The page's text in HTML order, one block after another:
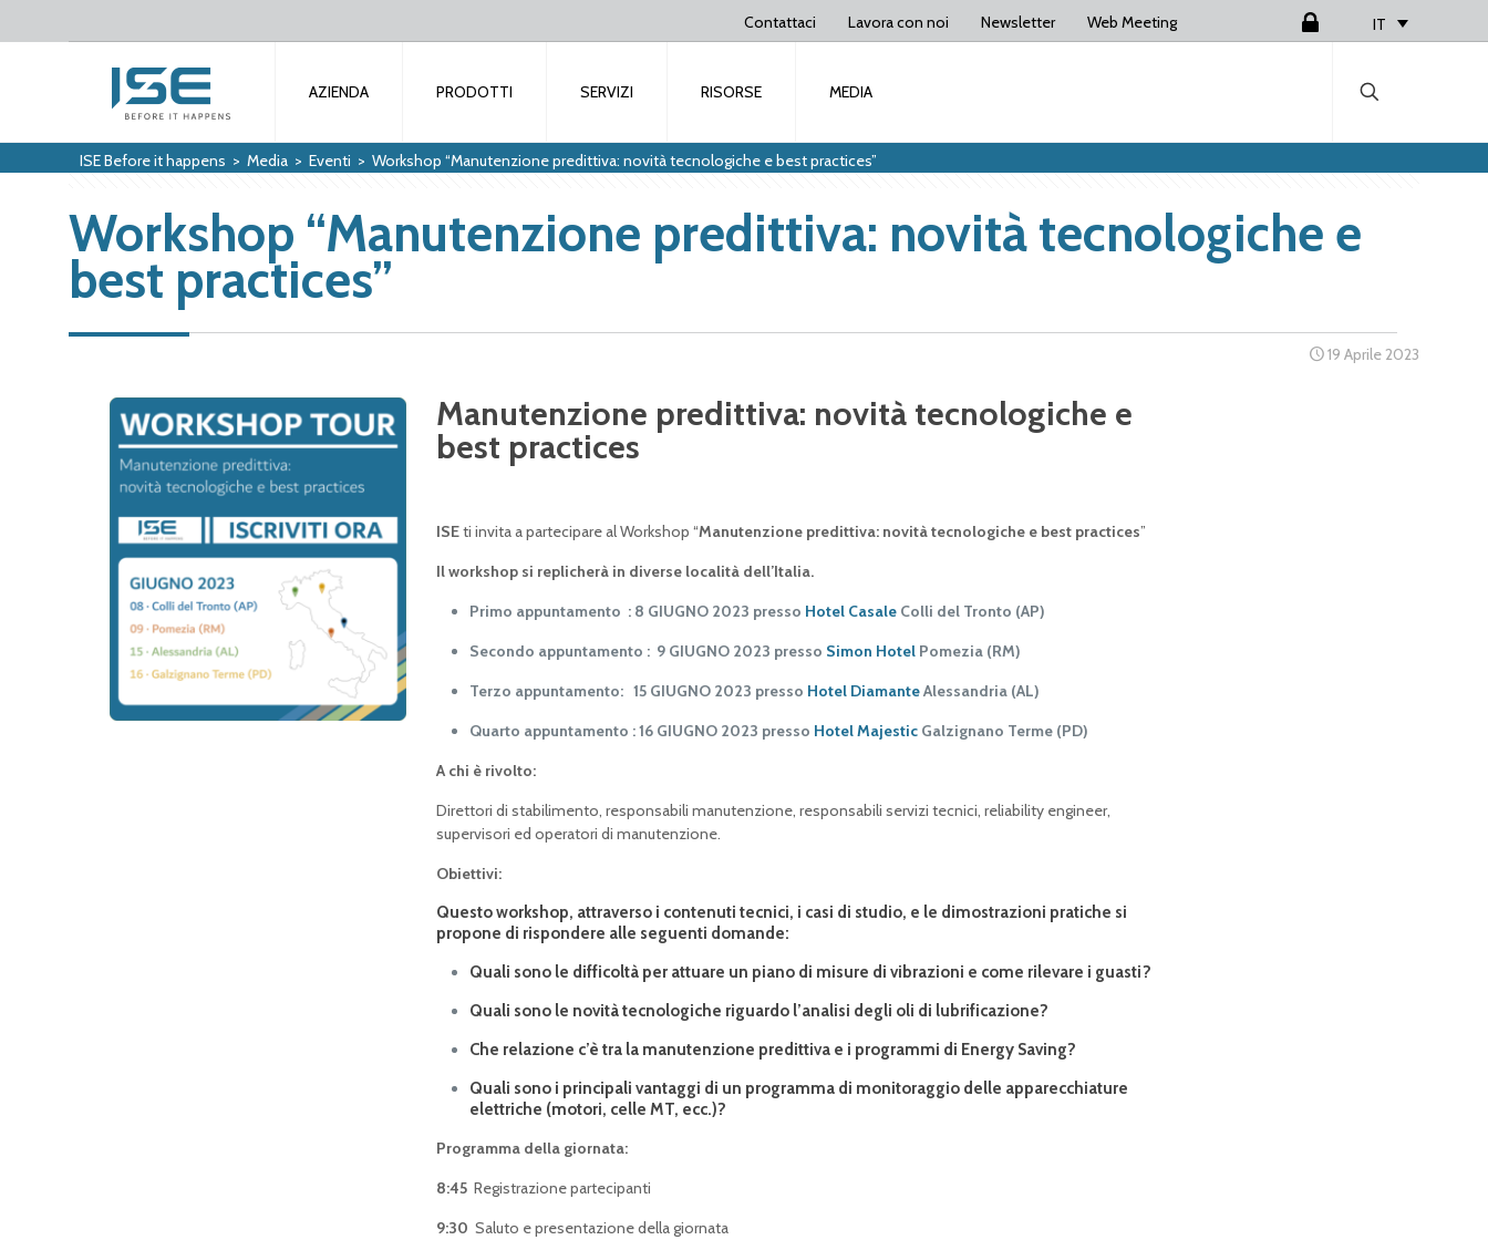
Contattaci Lavora con noi Newsletter Web Meeting IT
AZIENDA PRODOTTI SERVIZI RISORSE MEDIA
ISE Before it happens > Media > Eventi > Workshop “Manutenzione predittiva: novità tecnologiche e best practices”
Workshop “Manutenzione predittiva: novità tecnologiche e
best practices”
19 Aprile 2023
Manutenzione predittiva: novità tecnologiche e
best practices
ISEti invita a partecipare al Workshop “Manutenzione predittiva: novità tecnologiche e best practices”
Il workshop si replicherà in diverse località dell’Italia.
Primo appuntamento : 8 GIUGNO 2023 presso Hotel Casale Colli del Tronto (AP)
Secondo appuntamento : 9 GIUGNO 2023 presso Simon Hotel Pomezia (RM)
Terzo appuntamento: 15 GIUGNO 2023 presso Hotel DiamanteAlessandria (AL)
Quarto appuntamento : 16 GIUGNO 2023 presso Hotel MajesticGalzignano Terme (PD)
A chi è rivolto:
Direttori di stabilimento, responsabili manutenzione, responsabili servizi tecnici, reliability engineer,
supervisori ed operatori di manutenzione.
Obiettivi:
Questo workshop, attraverso i contenuti tecnici, i casi di studio, e le dimostrazioni pratiche si
propone di rispondere alle seguenti domande:
Quali sono le difficoltà per attuare un piano di misure di vibrazioni e come rilevare i guasti?
Quali sono le novità tecnologiche riguardo l’analisi degli oli di lubrificazione?
Che relazione c’è tra la manutenzione predittiva e i programmi di Energy Saving?
Quali sono i principali vantaggi di un programma di monitoraggio delle apparecchiature
elettriche (motori, celle MT, ecc.)?
Programma della giornata:
8:45Registrazione partecipanti
9:30 Saluto e presentazione della giornata